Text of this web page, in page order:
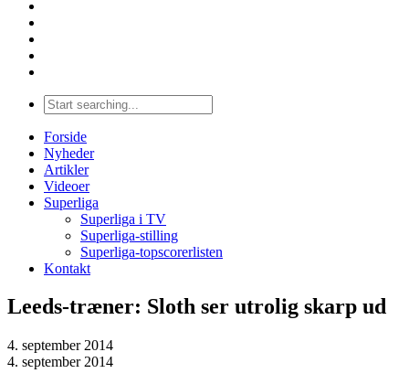
Forside
Nyheder
Artikler
Videoer
Superliga
Superliga i TV
Superliga-stilling
Superliga-topscorerlisten
Kontakt
Leeds-træner: Sloth ser utrolig skarp ud
4. september 2014
4. september 2014